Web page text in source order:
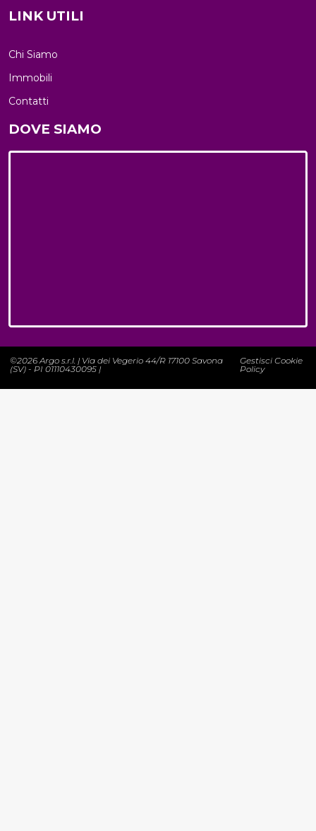
LINK UTILI
Chi Siamo
Immobili
Contatti
DOVE SIAMO
©2026 Argo s.r.l. | Via dei Vegerio 44/R 17100 Savona
(SV) - PI 01110430095 |
Gestisci Cookie
Policy